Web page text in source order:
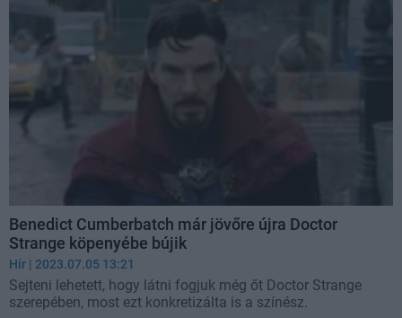
Benedict Cumberbatch már jövőre újra Doctor
Strange köpenyébe bújik
Hír | 2023.07.05 13:21
Sejteni lehetett, hogy látni fogjuk még őt Doctor Strange
szerepében, most ezt konkretizálta is a színész.